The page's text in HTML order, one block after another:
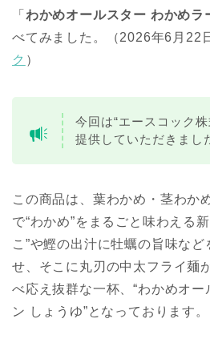
「 わかめオールスター わかめラ
べてみました。（2026年6月22
ク ）
今回は“エースコック
提供していただきまし
この商品は、葉わかめ・茎わか
で“わかめ”をまるごと味わえる
こ”や鰹の出汁に牡蠣の旨味な
せ、そこに丸刃の中太フライ麺
べ応え抜群な一杯、“わかめオー
ン しょうゆ”となっております